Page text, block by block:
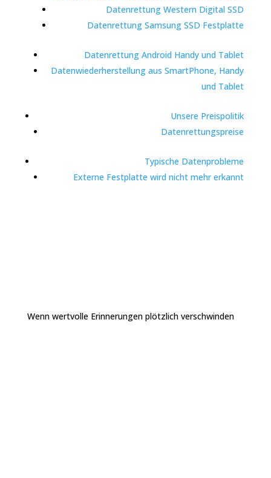
Datenrettung Western Digital SSD
Datenrettung Samsung SSD Festplatte
Datenrettung Android Handy und Tablet
Datenwiederherstellung aus SmartPhone, Handy
und Tablet
Unsere Preispolitik
Datenrettungspreise
Typische Datenprobleme
Externe Festplatte wird nicht mehr erkannt
Wenn wertvolle Erinnerungen plötzlich verschwinden